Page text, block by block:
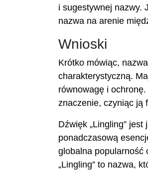
i sugestywnej nazwy.
nazwa na arenie
Wnioski
Krótko mówiąc,
charakterystyczną.
równowagę i
znaczenie, czyniąc ją
Dźwięk „Lingling”
ponadczasową
globalna popularność
„Lingling” to nazwa,